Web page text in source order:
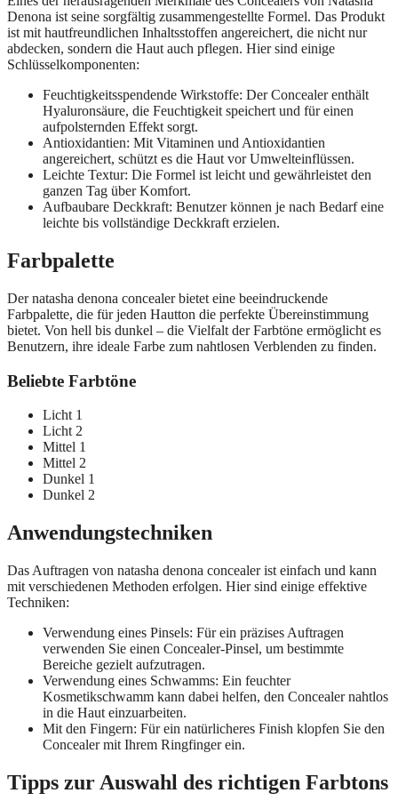
Denona ist seine sorgfältig zusammengestellte Formel. Das Produkt
ist mit hautfreundlichen Inhaltsstoffen angereichert, die nicht nur
abdecken, sondern die Haut auch pflegen. Hier sind einige
Schlüsselkomponenten:
Feuchtigkeitsspendende Wirkstoffe: Der Concealer enthält
Hyaluronsäure, die Feuchtigkeit speichert und für einen
aufpolsternden Effekt sorgt.
Antioxidantien: Mit Vitaminen und Antioxidantien
angereichert, schützt es die Haut vor Umwelteinflüssen.
Leichte Textur: Die Formel ist leicht und gewährleistet den
ganzen Tag über Komfort.
Aufbaubare Deckkraft: Benutzer können je nach Bedarf eine
leichte bis vollständige Deckkraft erzielen.
Farbpalette
Der natasha denona concealer bietet eine beeindruckende
Farbpalette, die für jeden Hautton die perfekte Übereinstimmung
bietet. Von hell bis dunkel – die Vielfalt der Farbtöne ermöglicht es
Benutzern, ihre ideale Farbe zum nahtlosen Verblenden zu finden.
Beliebte Farbtöne
Licht 1
Licht 2
Mittel 1
Mittel 2
Dunkel 1
Dunkel 2
Anwendungstechniken
Das Auftragen von natasha denona concealer ist einfach und kann
mit verschiedenen Methoden erfolgen. Hier sind einige effektive
Techniken:
Verwendung eines Pinsels: Für ein präzises Auftragen
verwenden Sie einen Concealer-Pinsel, um bestimmte
Bereiche gezielt aufzutragen.
Verwendung eines Schwamms: Ein feuchter
Kosmetikschwamm kann dabei helfen, den Concealer nahtlos
in die Haut einzuarbeiten.
Mit den Fingern: Für ein natürlicheres Finish klopfen Sie den
Concealer mit Ihrem Ringfinger ein.
Tipps zur Auswahl des richtigen Farbtons